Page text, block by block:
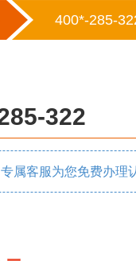
400*-285-
322
属客服为您免费办理